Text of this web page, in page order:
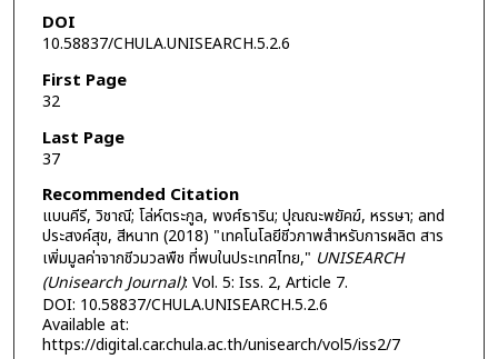
DOI
10.58837/CHULA.UNISEARCH.5.2.6
First Page
32
Last Page
37
Recommended Citation
แบนคีรี, วิชาณี; โล่ห์ตระกูล, พงศ์ธาริน; ปุณณะพยัคฆ์, หรรษา; and
ประสงค์สุข, สีหนาท (2018) "เทคโนโลยีชีวภาพสำหรับการผลิต สาร
เพิ่มมูลค่าจากชีวมวลพืช ที่พบในประเทศไทย," UNISEARCH
(Unisearch Journal): Vol. 5: Iss. 2, Article 7.
DOI: 10.58837/CHULA.UNISEARCH.5.2.6
Available at:
https://digital.car.chula.ac.th/unisearch/vol5/iss2/7